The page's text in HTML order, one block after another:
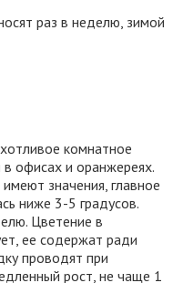
раз в неделю, зимой
комнатное
офисах и оранжереях.
значения, главное
ниже 3-5 градусов.
Цветение в
ее содержат ради
проводят при
рост, не чаще 1